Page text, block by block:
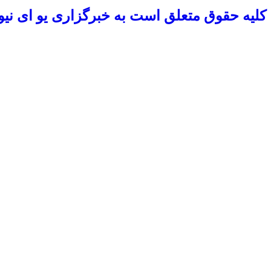
کلیه حقوق متعلق است به خبرگزاری یو ای